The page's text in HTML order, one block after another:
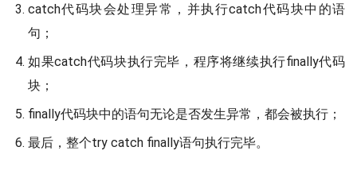
catch代码块会处理异常，并执行catch代码块中的语
句；
如果catch代码块执行完毕，程序将继续执行finally代码
块；
finally代码块中的语句无论是否发生异常，都会被执行；
最后，整个try catch finally语句执行完毕。